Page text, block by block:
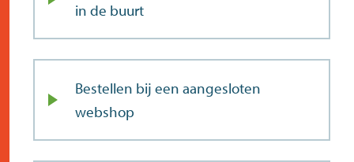
in de buurt
Bestellen bij een aangesloten
webshop